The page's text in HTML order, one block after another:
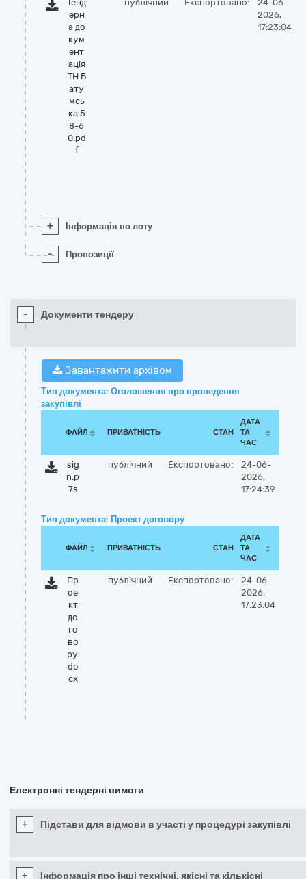
Тенд
ерн
а до
кум
ент
ація
ТН Б
ату
мсь
ка 5
8-6
0.pd
f
публічний Експортовано:
24-06-
2026,
17:23:04
+ Інформація по лоту
- Пропозиції
- Документи тендеру
Завантажити архівом
Тип документа: Оголошення про проведення
закупівлі
ФАЙЛ ПРИВАТНІСТЬ СТАН
ДАТА
ТА
ЧАС
sig
n.p
7s
публічний Експортовано:
24-06-
2026,
17:24:39
Тип документа: Проект договору
ФАЙЛ ПРИВАТНІСТЬ СТАН
ДАТА
ТА
ЧАС
Пр
ое
кт
до
го
во
ру.
do
cx
публічний Експортовано:
24-06-
2026,
17:23:04
Електронні тендерні вимоги
+ Підстави для відмови в участі у процедурі закупівлі
+
Інформація про інші технічні, якісні та кількісні